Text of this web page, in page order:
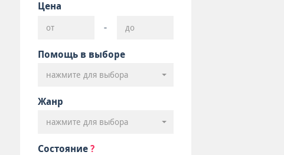
Цена
-
Помощь в выборе
нажмите для выбора
Жанр
нажмите для выбора
Состояние ?